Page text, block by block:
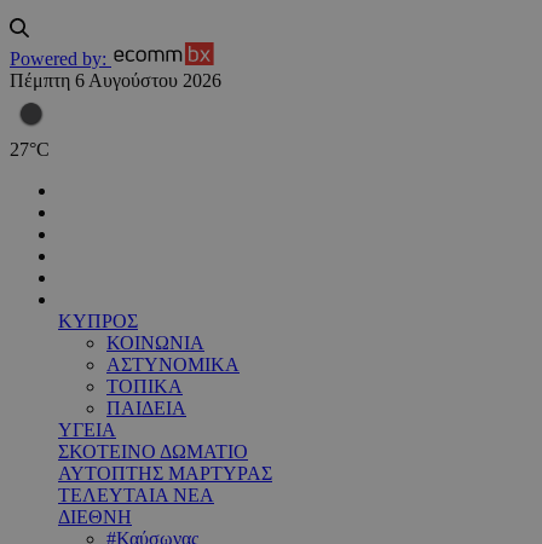
Powered by:
Πέμπτη 6 Αυγούστου 2026
27°C
ΚΥΠΡΟΣ
ΚΟΙΝΩΝΙΑ
ΑΣΤΥΝΟΜΙΚΑ
ΤΟΠΙΚΑ
ΠΑΙΔΕΙΑ
ΥΓΕΙΑ
ΣΚΟΤΕΙΝΟ ΔΩΜΑΤΙΟ
ΑΥΤΟΠΤΗΣ ΜΑΡΤΥΡΑΣ
ΤΕΛΕΥΤΑΙΑ ΝΕΑ
ΔΙΕΘΝΗ
#Καύσωνας